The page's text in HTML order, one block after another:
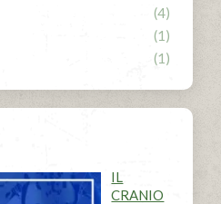
(4)
(1)
(1)
IL
CRANIO